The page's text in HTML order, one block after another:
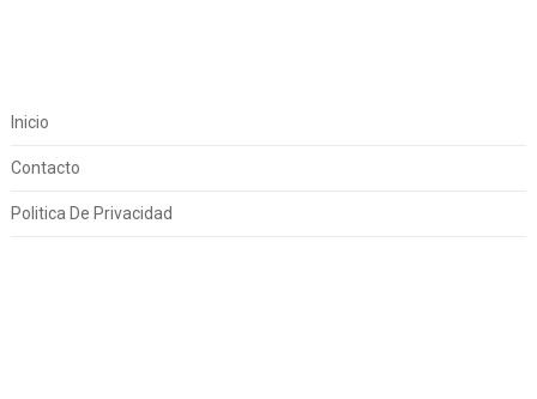
Inicio
Contacto
Politica De Privacidad